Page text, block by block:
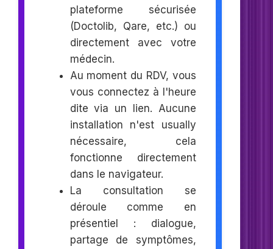
plateforme sécurisée
(Doctolib, Qare, etc.) ou
directement avec votre
médecin.
Au moment du RDV, vous
vous connectez à l'heure
dite via un lien. Aucune
installation n'est usually
nécessaire, cela
fonctionne directement
dans le navigateur.
La consultation se
déroule comme en
présentiel : dialogue,
partage de symptômes,